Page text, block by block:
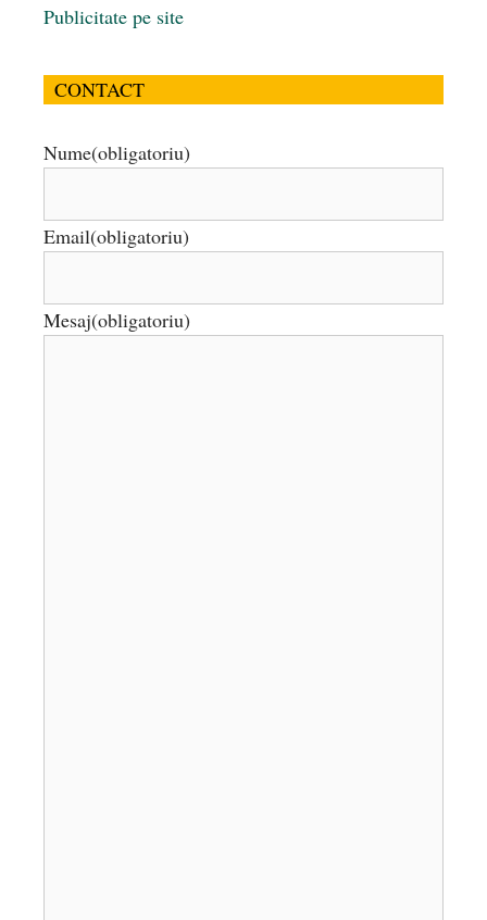
Publicitate pe site
CONTACT
Nume(obligatoriu)
Email(obligatoriu)
Mesaj(obligatoriu)